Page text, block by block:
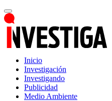
Inicio
Investigación
Investigando
Publicidad
Medio Ambiente